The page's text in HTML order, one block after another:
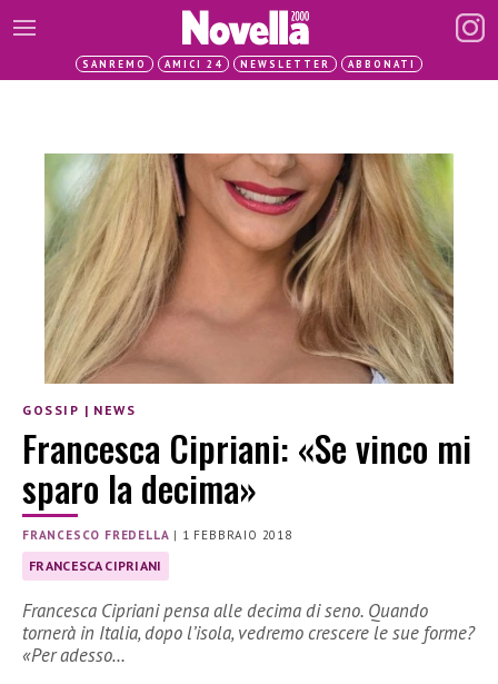
SANREMO AMICI 24 NEWSLETTER ABBONATI
GOSSIP | NEWS
Francesca Cipriani: «Se vinco mi
sparo la decima»
FRANCESCO FREDELLA | 1 FEBBRAIO 2018
FRANCESCA CIPRIANI
Francesca Cipriani pensa alle decima di seno. Quando
tornerà in Italia, dopo l’isola, vedremo crescere le sue forme?
«Per adesso…